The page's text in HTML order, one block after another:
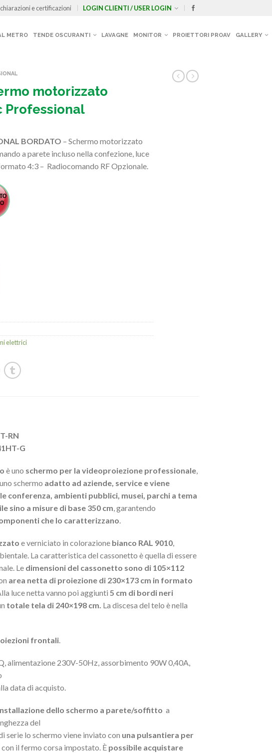
e certificazioni LOGIN CLIENTI / USER LOGIN
METRO TENDE OSCURANTI LAVAGNE MONITOR PROIETTORI PROAV GALLERY
motorizzato
Professional
BORDATO – Schermo motorizzato
a parete incluso nella confezione, luce
4:3 – Radiocomando RF Opzionale.
elettrici
RN
G
è uno schermo per la videoproiezione professionale,
schermo adatto ad aziende, service e viene
conferenza, ambienti pubblici, musei, parchi a tema
sino a misure di base 350 cm, garantendo
che lo caratterizzano.
e verniciato in colorazione bianco RAL 9010,
La caratteristica del cassonetto è quella di essere
Le dimensioni del cassonetto sono di 105×112
area netta di proiezione di 230×173 cm in formato
luce netta vanno poi aggiunti 5 cm di bordi neri
totale tela di 240×198 cm. La discesa del telo è nella
frontali.
alimentazione 230V-50Hz, assorbimento 90W 0,40A,
data di acquisto.
dello schermo a parete/soffitto a
del
serie lo schermo viene inviato con una pulsantiera per
con il fermo corsa impostato. È possibile acquistare